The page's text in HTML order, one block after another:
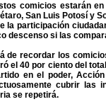
comicios estarán
San Luis Potosí y
la participación
descenso si las
de recordar los
el 40 por ciento del
en el poder,
cubrir las
se repetirá.